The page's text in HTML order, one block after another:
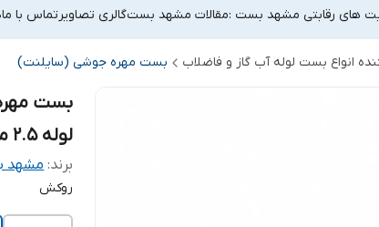
های رقابتی مشهد بست :مقالات مشهد بستگالری تصاویرتماس با ما
انواع بست لوله آب گاز و فاضلاب بست مهره جوشی (سایلنت)
بست
لوله 2.5 مشهد بست
برند: مشهد
روکش